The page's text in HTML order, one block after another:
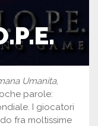
Umanita,
parole:
I giocatori
fra moltissime